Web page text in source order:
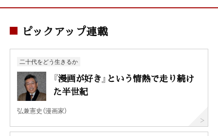
ピックアップ連載
二十代をどう生きるか
『漫画が好き』という情熱で走り続け
た半世紀
弘兼憲史（漫画家）